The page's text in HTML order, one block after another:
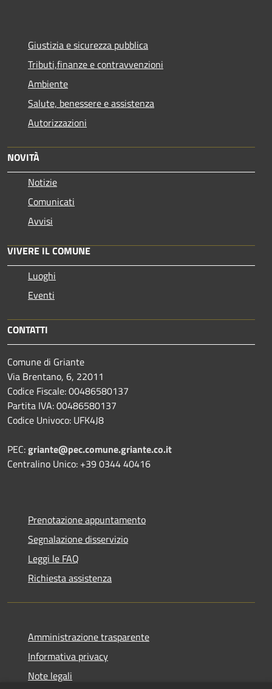
Giustizia e sicurezza pubblica
Tributi,finanze e contravvenzioni
Ambiente
Salute, benessere e assistenza
Autorizzazioni
NOVITÀ
Notizie
Comunicati
Avvisi
VIVERE IL COMUNE
Luoghi
Eventi
CONTATTI
Comune di Griante
Via Brentano, 6, 22011
Codice Fiscale: 00486580137
Partita IVA: 00486580137
Codice Univoco: UFK4J8
PEC:griante@pec.comune.griante.co.it
Centralino Unico: +39 0344 40416
Prenotazione appuntamento
Segnalazione disservizio
Leggi le FAQ
Richiesta assistenza
Amministrazione trasparente
Informativa privacy
Note legali